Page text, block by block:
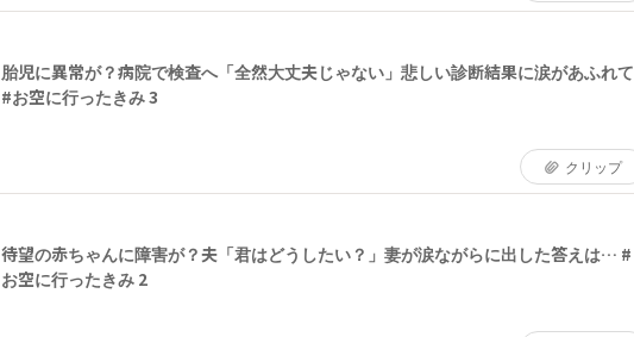
胎児に異常が？病院で検査へ「全然大丈夫じゃない」悲しい診断結果に涙があふれて
#お空に行ったきみ 3
クリップ
待望の赤ちゃんに障害が？夫「君はどうしたい？」妻が涙ながらに出した答えは… #
お空に行ったきみ 2